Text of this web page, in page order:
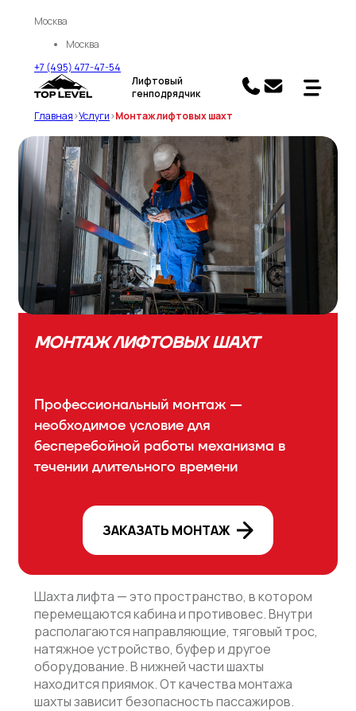
Москва
Москва
+7 (495) 477-47-54
Лифтовый
генподрядчик
Главная>Услуги>Монтаж лифтовых шахт
МОНТАЖ ЛИФТОВЫХ ШАХТ
Профессиональный монтаж —
необходимое условие для
бесперебойной работы механизма в
течении длительного времени
ЗАКАЗАТЬ МОНТАЖ
Шахта лифта — это пространство, в котором
перемещаются кабина и противовес. Внутри
располагаются направляющие, тяговый трос,
натяжное устройство, буфер и другое
оборудование. В нижней части шахты
находится приямок. От качества монтажа
шахты зависит безопасность пассажиров.